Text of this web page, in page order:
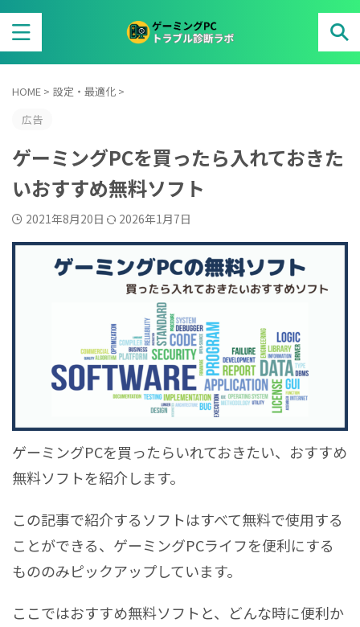
HOME > 設定・最適化 >
広告
ゲーミングPCを買ったら入れておきた
いおすすめ無料ソフト
2021年8月20日 2026年1月7日
ゲーミングPCを買ったらいれておきたい、おすすめ
無料ソフトを紹介します。
この記事で紹介するソフトはすべて無料で使用する
ことができる、ゲーミングPCライフを便利にする
もののみピックアップしています。
ここではおすすめ無料ソフトと、どんな時に便利か